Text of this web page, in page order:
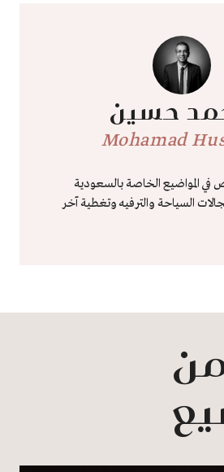
حسين
Mohamad
الخاصة بالسعودية
السياحة والترفيه وتغطية آخر